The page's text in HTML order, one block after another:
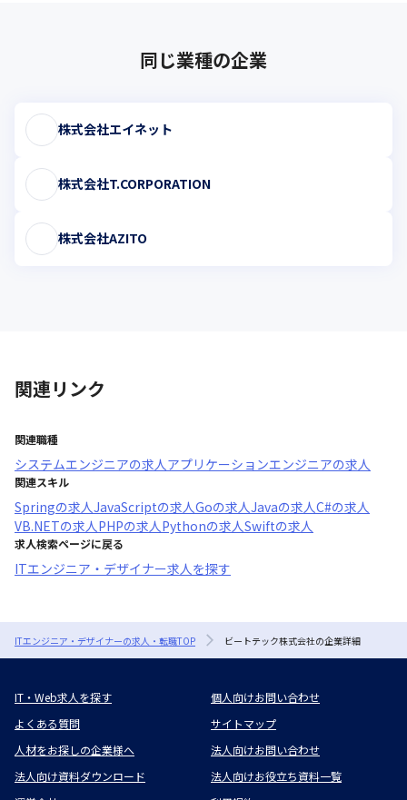
同じ業種の企業
株式会社エイネット
株式会社T.CORPORATION
株式会社AZITO
関連リンク
関連職種
システムエンジニアの求人 アプリケーションエンジニアの求人
関連スキル
Springの求人JavaScriptの求人Goの求人Javaの求人C#の求人
VB.NETの求人 PHPの求人 Pythonの求人Swiftの求人
求人検索ページに戻る
ITエンジニア・デザイナー求人を探す
ITエンジニア・デザイナーの求人・転職TOP ビートテック株式会社の企業詳細
IT・Web求人を探す
個人向けお問い合わせ
よくある質問
サイトマップ
人材をお探しの企業様へ
法人向けお問い合わせ
法人向け資料ダウンロード
法人向けお役立ち資料一覧